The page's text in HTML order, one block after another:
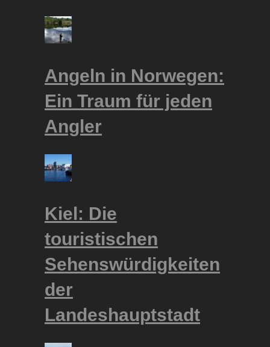
Angeln in Norwegen:
Ein Traum für jeden
Angler
Kiel: Die
touristischen
Sehenswürdigkeiten
der
Landeshauptstadt